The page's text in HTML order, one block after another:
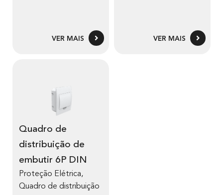
VER MAIS VER MAIS
Quadro de
distribuição de
embutir 6P DIN
Proteção Elétrica,
Quadro de distribuição